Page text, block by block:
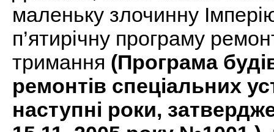
маленьку злочинну
п’ятирічну програму
тримання (Програма
ремонтів спеціальних
наступні роки,